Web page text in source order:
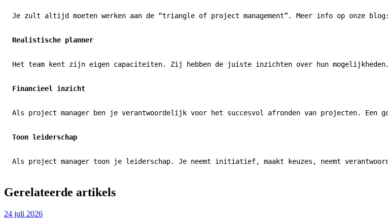
Je zult altijd moeten werken aan de “triangle of project management”. Meer info op onze
Realistische planner
Het team kent zijn eigen capaciteiten. Zij hebben de juiste inzichten over hun
Financieel inzicht
Als project manager ben je verantwoordelijk voor het succesvol afronden van projecten.
Toon leiderschap
Als project manager toon je leiderschap. Je neemt initiatief, maakt keuzes, neemt
Gerelateerde artikels
24 juli 2026